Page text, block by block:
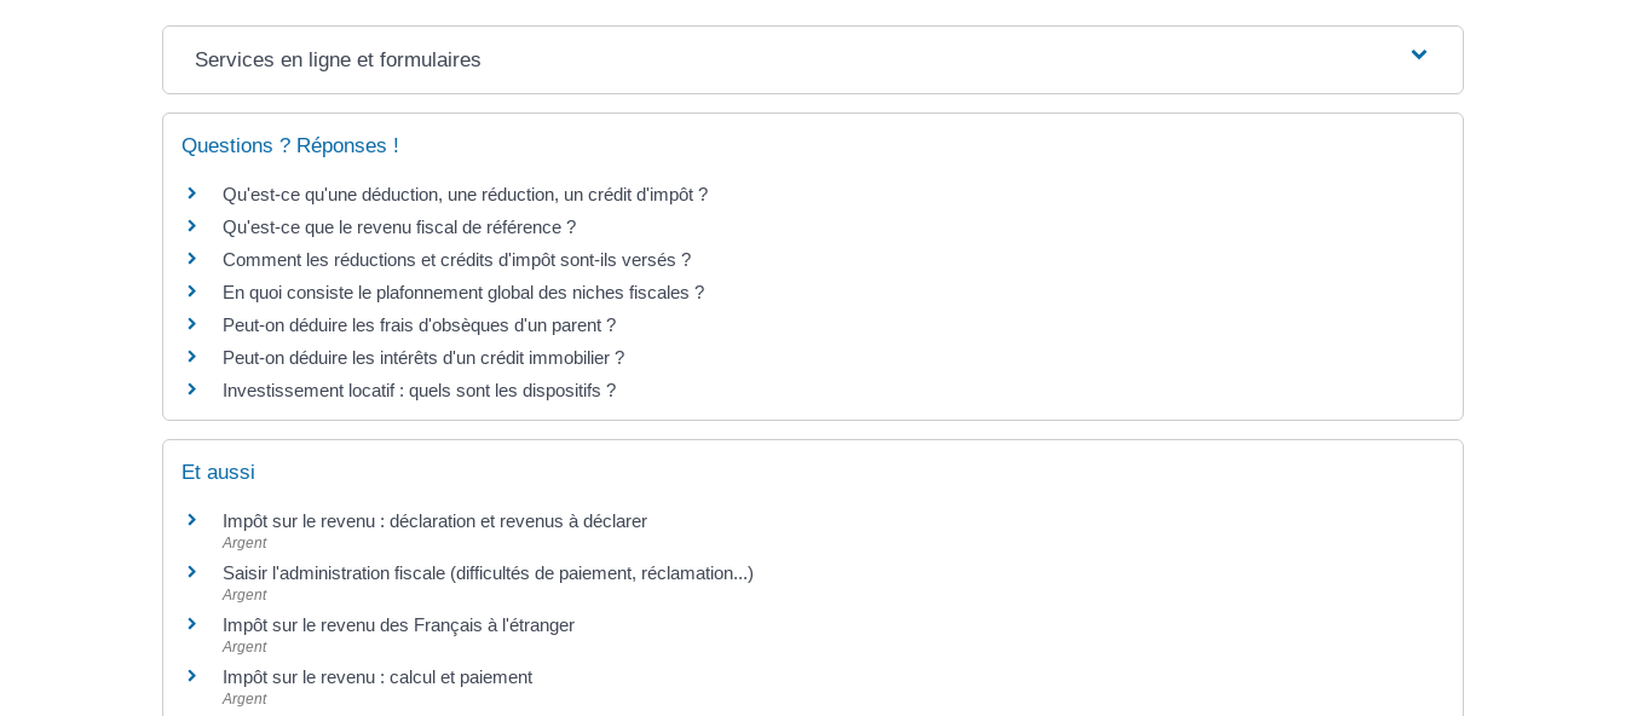
Services en ligne et formulaires
Questions ? Réponses !
Qu'est-ce qu'une déduction, une réduction, un crédit d'impôt ?
Qu'est-ce que le revenu fiscal de référence ?
Comment les réductions et crédits d'impôt sont-ils versés ?
En quoi consiste le plafonnement global des niches fiscales ?
Peut-on déduire les frais d'obsèques d'un parent ?
Peut-on déduire les intérêts d'un crédit immobilier ?
Investissement locatif : quels sont les dispositifs ?
Et aussi
Impôt sur le revenu : déclaration et revenus à déclarer
Argent
Saisir l'administration fiscale (difficultés de paiement, réclamation...)
Argent
Impôt sur le revenu des Français à l'étranger
Argent
Impôt sur le revenu : calcul et paiement
Argent